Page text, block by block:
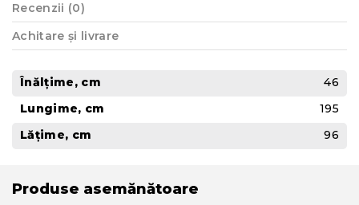
Recenzii (0)
Achitare și livrare
Înălțime, cm
46
Lungime, cm
195
Lățime, cm
96
Produse asemănătoare